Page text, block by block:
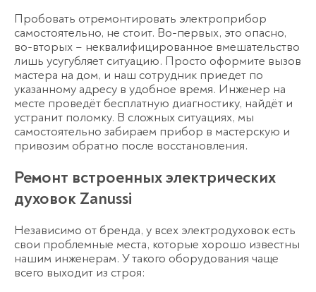
Пробовать отремонтировать электроприбор
самостоятельно, не стоит. Во-первых, это опасно,
во-вторых – неквалифицированное вмешательство
лишь усугубляет ситуацию. Просто оформите вызов
мастера на дом, и наш сотрудник приедет по
указанному адресу в удобное время. Инженер на
месте проведёт бесплатную диагностику, найдёт и
устранит поломку. В сложных ситуациях, мы
самостоятельно забираем прибор в мастерскую и
привозим обратно после восстановления.
Ремонт встроенных электрических
духовок Zanussi
Независимо от бренда, у всех электродуховок есть
свои проблемные места, которые хорошо известны
нашим инженерам. У такого оборудования чаще
всего выходит из строя: